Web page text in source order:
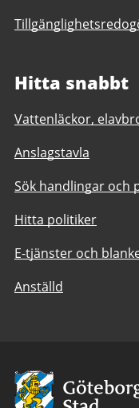
Hitta snabbt
Vattenläckor,
Anslagstavla
Sök handlingar och
Hitta politiker
E-tjänster och
Anställd
Avsändare:
Göteborgs